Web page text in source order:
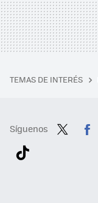
TEMAS DE INTERÉS
Síguenos